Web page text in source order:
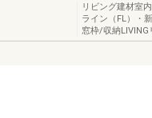
リビング建材室
ライン（FL）・
窓枠/収納LIVING